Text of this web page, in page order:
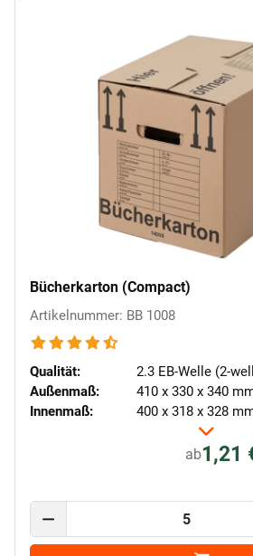
Bücherkarton (Compact)
Artikelnummer: BB 1008
Qualität:
2.3 EB-Welle (2-
Außenmaß:
410 x 330 x 340
Innenmaß:
400 x 318 x 328
ab1,21